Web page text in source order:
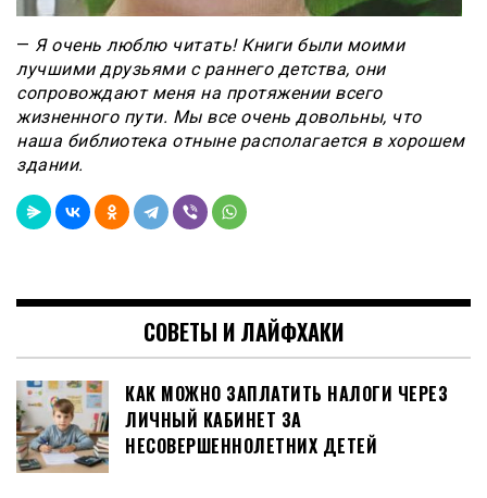
— Я очень люблю читать! Книги были моими
лучшими друзьями с раннего детства, они
сопровождают меня на протяжении всего
жизненного пути. Мы все очень довольны, что
наша библиотека отныне располагается в хорошем
здании.
СОВЕТЫ И ЛАЙФХАКИ
КАК МОЖНО ЗАПЛАТИТЬ НАЛОГИ ЧЕРЕЗ
ЛИЧНЫЙ КАБИНЕТ ЗА
НЕСОВЕРШЕННОЛЕТНИХ ДЕТЕЙ